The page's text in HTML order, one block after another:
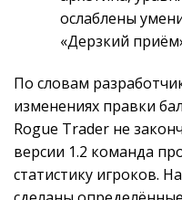
ослаблены
«Дерзкий
По словам
изменениях правки
Rogue Trader не
версии 1.2 команда
статистику игроков.